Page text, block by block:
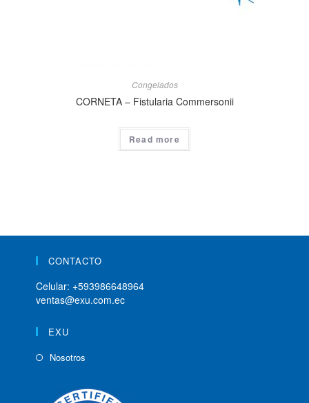
Congelados
CORNETA – Fistularia Commersonii
Read more
CONTACTO
Celular: +593986648964
ventas@exu.com.ec
EXU
Nosotros